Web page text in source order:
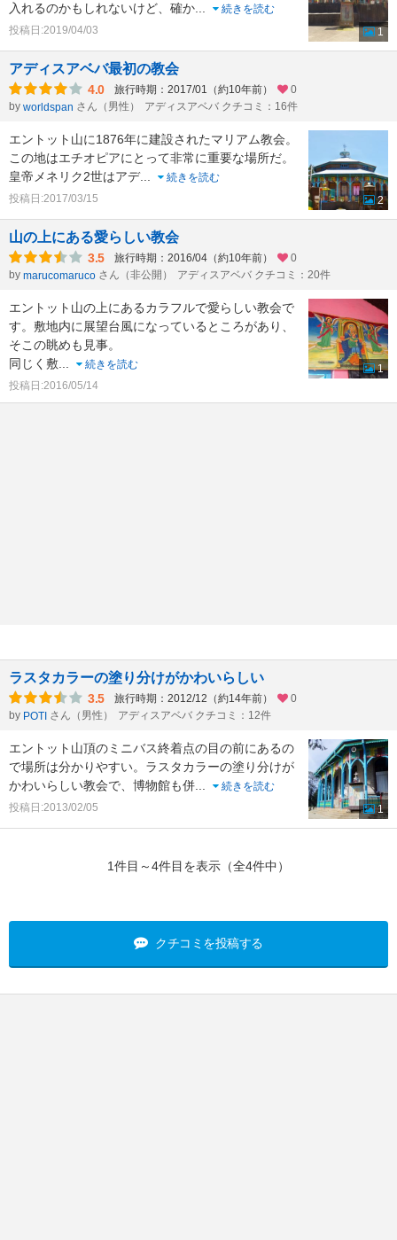
入れるのかもしれないけど、確か...
続きを読む
投稿日:2019/04/03
1
アディスアベバ最初の教会
4.0 旅行時期：2017/01（約10年前）
0
by worldspan さん（男性） アディスアベバ クチコミ：16件
エントット山に1876年に建設されたマリアム教会。
この地はエチオピアにとって非常に重要な場所だ。
皇帝メネリク2世はアデ...
続きを読む
投稿日:2017/03/15
2
山の上にある愛らしい教会
3.5 旅行時期：2016/04（約10年前）
0
by marucomaruco さん（非公開） アディスアベバ クチコミ：20件
エントット山の上にあるカラフルで愛らしい教会で
す。敷地内に展望台風になっているところがあり、
そこの眺めも見事。
同じく敷...
続きを読む
投稿日:2016/05/14
1
ラスタカラーの塗り分けがかわいらしい
3.5 旅行時期：2012/12（約14年前）
0
by POTI さん（男性） アディスアベバ クチコミ：12件
エントット山頂のミニバス終着点の目の前にあるの
で場所は分かりやすい。ラスタカラーの塗り分けが
かわいらしい教会で、博物館も併...
続きを読む
投稿日:2013/02/05
1
1件目～4件目を表示（全4件中）
クチコミを投稿する